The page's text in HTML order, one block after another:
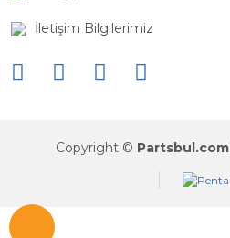
İletişim Bilgilerimiz
Copyright © Partsbul.com